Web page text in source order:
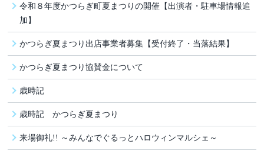
令和８年度かつらぎ町夏まつりの開催【出演者・駐車場情報追
加】
かつらぎ夏まつり出店事業者募集【受付終了・当落結果】
かつらぎ夏まつり協賛金について
歳時記
歳時記 かつらぎ夏まつり
来場御礼!! ～みんなでぐるっとハロウィンマルシェ～